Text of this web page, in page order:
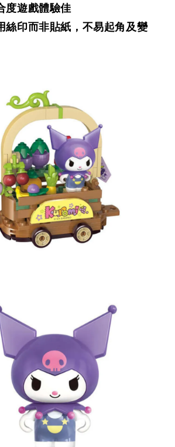
度遊戲體驗佳
絲印而非貼紙，不易起角及變